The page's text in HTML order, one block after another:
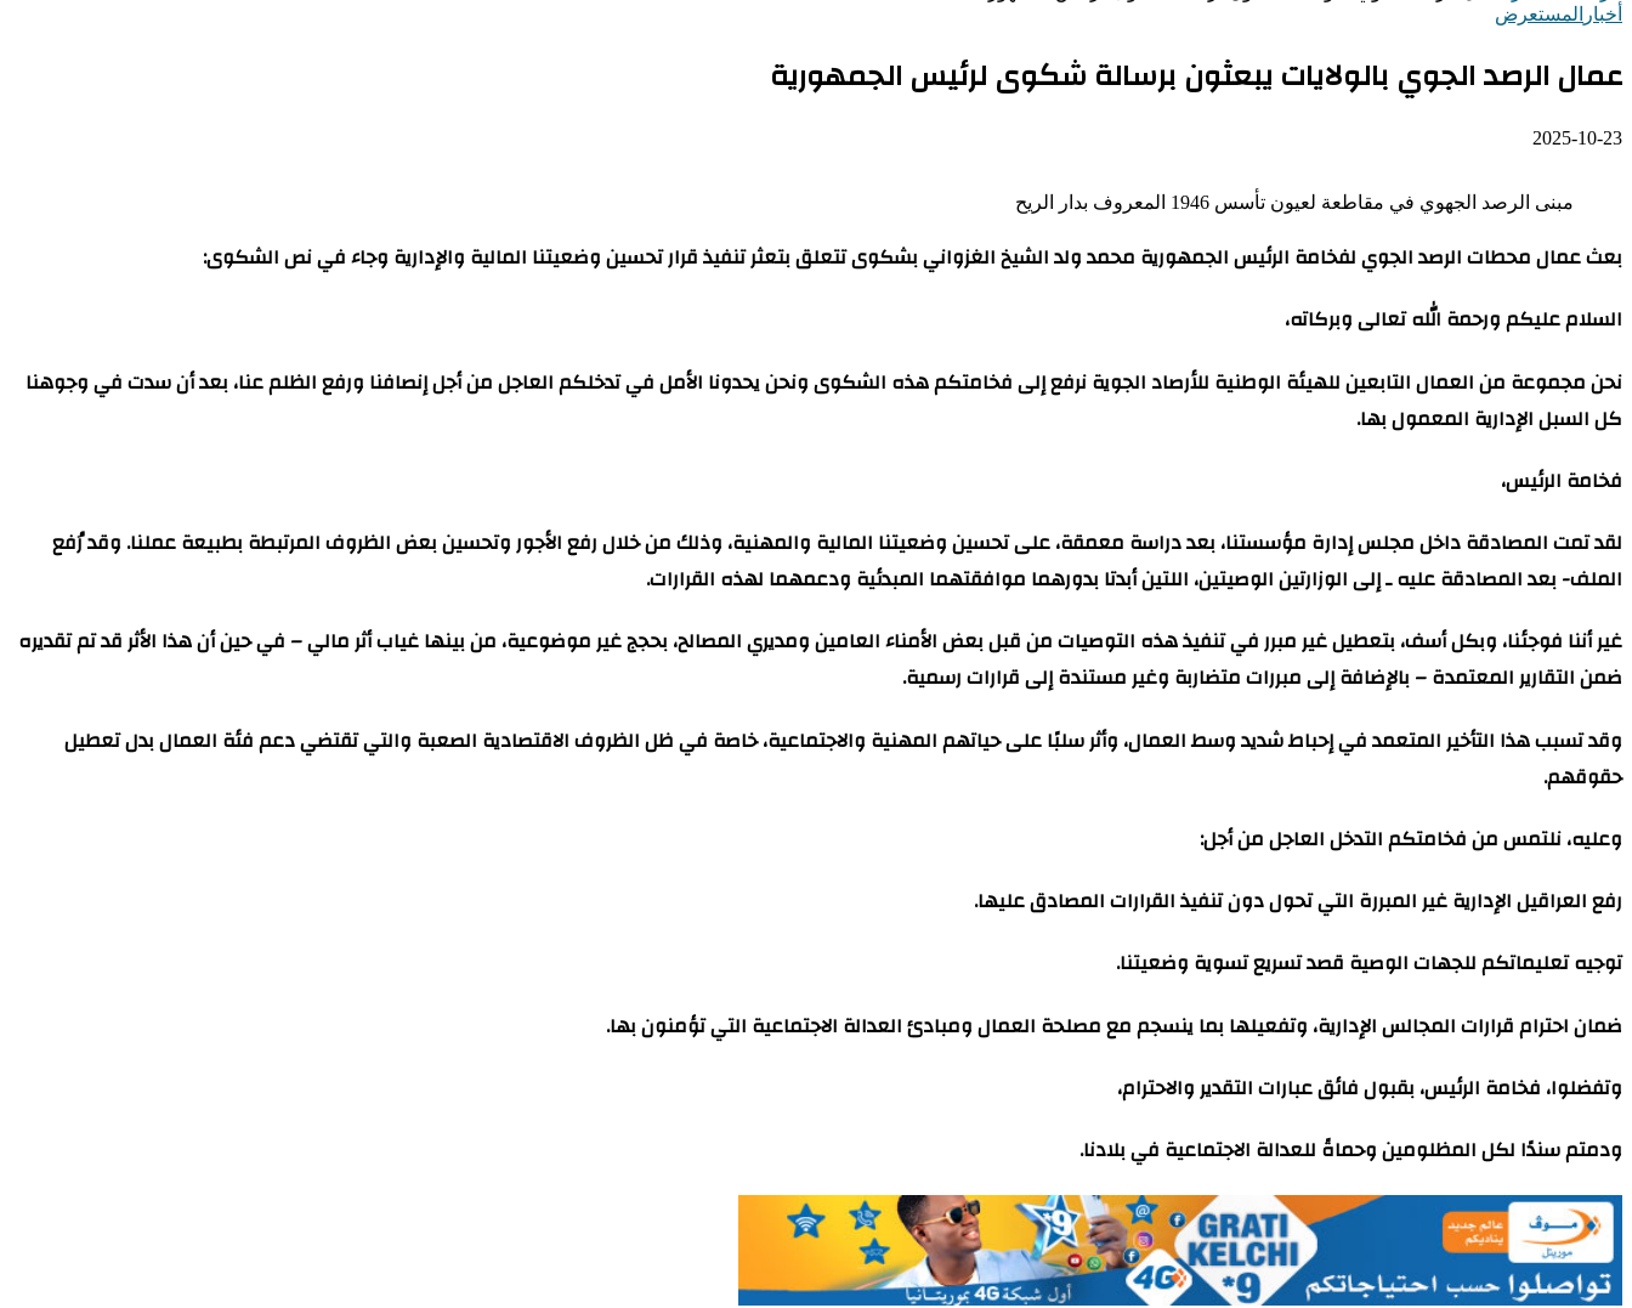
أخبار المستعرض
عمال الرصد الجوي بالولايات يبعثون برسالة شكوى لرئيس الجمهورية
2025-10-23
مبنى الرصد الجهوي في مقاطعة لعيون تأسس 1946 المعروف بدار الريح
بعث عمال محطات الرصد الجوي لفخامة الرئيس الجمهورية محمد ولد الشيخ الغزواني بشكوى تتعلق بتعثر تنفيذ قرار تحسين وضعيتنا المالية والإدارية وجاء في نص الشكوى:
السلام عليكم ورحمة الله تعالى وبركاته،
نحن مجموعة من العمال التابعين للهيئة الوطنية للأرصاد الجوية نرفع إلى فخامتكم هذه الشكوى ونحن يحدونا الأمل في تدخلكم العاجل من أجل إنصافنا ورفع الظلم عنا، بعد أن سدت في وجوهنا
كل السبل الإدارية المعمول بها.
فخامة الرئيس،
لقد تمت المصادقة داخل مجلس إدارة مؤسستنا، بعد دراسة معمقة، على تحسين وضعيتنا المالية والمهنية، وذلك من خلال رفع الأجور وتحسين بعض الظروف المرتبطة بطبيعة عملنا. وقد رُفع
الملف- بعد المصادقة عليه ـ إلى الوزارتين الوصيتين، اللتين أبدتا بدورهما موافقتهما المبدئية ودعمهما لهذه القرارات.
غير أننا فوجئنا، وبكل أسف، بتعطيل غير مبرر في تنفيذ هذه التوصيات من قبل بعض الأمناء العامين ومديري المصالح، بحجج غير موضوعية، من بينها غياب أثر مالي – في حين أن هذا الأثر قد تم تقديره
ضمن التقارير المعتمدة – بالإضافة إلى مبررات متضاربة وغير مستندة إلى قرارات رسمية.
وقد تسبب هذا التأخير المتعمد في إحباط شديد وسط العمال، وأثر سلبًا على حياتهم المهنية والاجتماعية، خاصة في ظل الظروف الاقتصادية الصعبة والتي تقتضي دعم فئة العمال بدل تعطيل
حقوقهم.
وعليه، نلتمس من فخامتكم التدخل العاجل من أجل:
رفع العراقيل الإدارية غير المبررة التي تحول دون تنفيذ القرارات المصادق عليها.
توجيه تعليماتكم للجهات الوصية قصد تسريع تسوية وضعيتنا.
ضمان احترام قرارات المجالس الإدارية، وتفعيلها بما ينسجم مع مصلحة العمال ومبادئ العدالة الاجتماعية التي تؤمنون بها.
وتفضلوا، فخامة الرئيس، بقبول فائق عبارات التقدير والاحترام،
ودمتم سندًا لكل المظلومين وحماةً للعدالة الاجتماعية في بلادنا.